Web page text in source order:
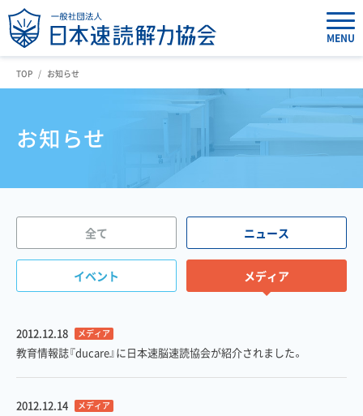
MENU
TOP お知らせ
お知らせ
全て ニュース
イベント メディア
2012.12.18 メディア
教育情報誌『ducare』に日本速脳速読協会が紹介されました。
2012.12.14 メディア